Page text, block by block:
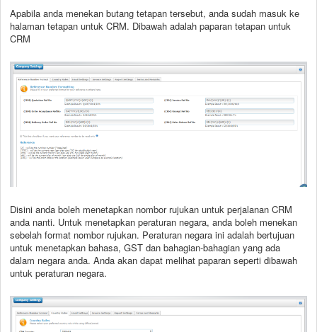
Apabila anda menekan butang tetapan tersebut, anda sudah masuk ke
halaman tetapan untuk CRM. Dibawah adalah paparan tetapan untuk
CRM
Disini anda boleh menetapkan nombor rujukan untuk perjalanan CRM
anda nanti. Untuk menetapkan peraturan negara, anda boleh menekan
sebelah format nombor rujukan. Peraturan negara ini adalah bertujuan
untuk menetapkan bahasa, GST dan bahagian-bahagian yang ada
dalam negara anda. Anda akan dapat melihat paparan seperti dibawah
untuk peraturan negara.